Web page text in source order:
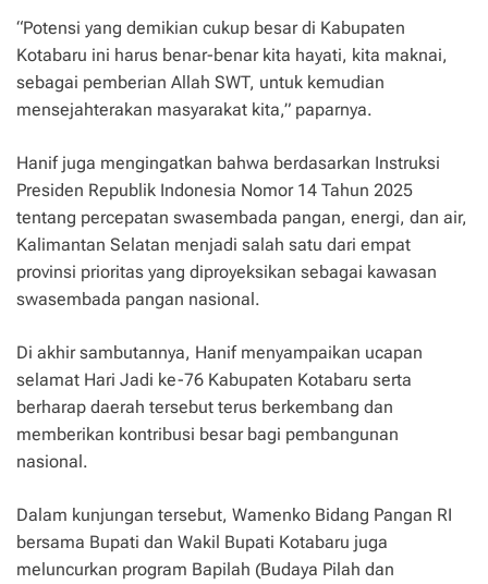
“Potensi yang demikian cukup besar di Kabupaten
Kotabaru ini harus benar-benar kita hayati, kita maknai,
sebagai pemberian Allah SWT, untuk kemudian
mensejahterakan masyarakat kita,” paparnya.
Hanif juga mengingatkan bahwa berdasarkan Instruksi
Presiden Republik Indonesia Nomor 14 Tahun 2025
tentang percepatan swasembada pangan, energi, dan air,
Kalimantan Selatan menjadi salah satu dari empat
provinsi prioritas yang diproyeksikan sebagai kawasan
swasembada pangan nasional.
Di akhir sambutannya, Hanif menyampaikan ucapan
selamat Hari Jadi ke-76 Kabupaten Kotabaru serta
berharap daerah tersebut terus berkembang dan
memberikan kontribusi besar bagi pembangunan
nasional.
Dalam kunjungan tersebut, Wamenko Bidang Pangan RI
bersama Bupati dan Wakil Bupati Kotabaru juga
meluncurkan program Bapilah (Budaya Pilah dan